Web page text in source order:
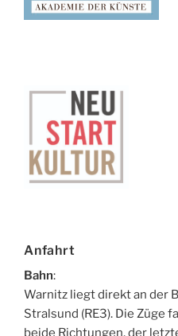
Anfahrt
Bahn:
Warnitz liegt direkt an der
Stralsund (RE3). Die Züge
beide Richtungen, der